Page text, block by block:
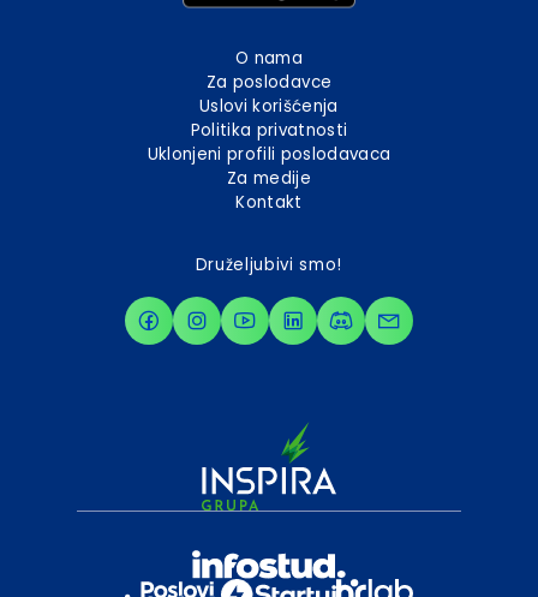
O nama
Za poslodavce
Uslovi korišćenja
Politika privatnosti
Uklonjeni profili poslodavaca
Za medije
Kontakt
Druželjubivi smo!